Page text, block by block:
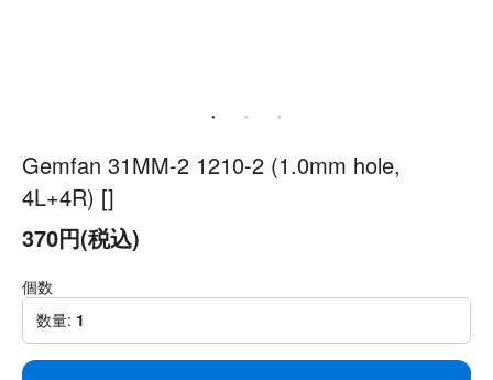
Gemfan 31MM-2 1210-2 (1.0mm hole,
4L+4R) []
370円(税込)
個数
数量: 1